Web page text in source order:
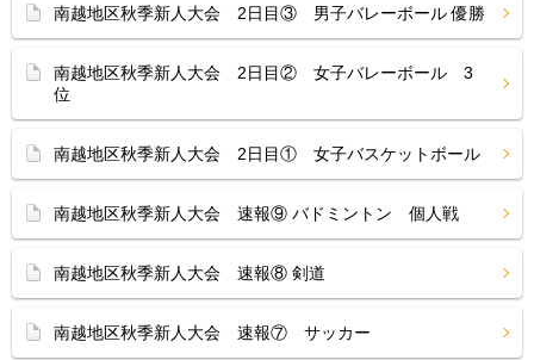
南越地区秋季新人大会 2日目③ 男子バレーボール 優勝
南越地区秋季新人大会 2日目② 女子バレーボール 3
位
南越地区秋季新人大会 2日目① 女子バスケットボール
南越地区秋季新人大会 速報⑨ バドミントン 個人戦
南越地区秋季新人大会 速報⑧ 剣道
南越地区秋季新人大会 速報⑦ サッカー